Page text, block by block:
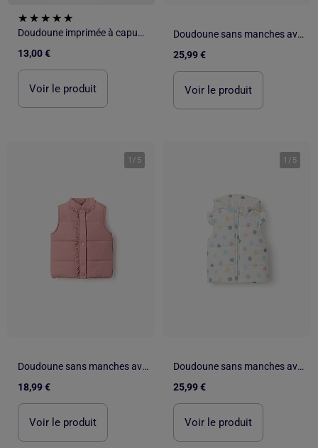
Doudoune imprimée à capuche sans manches
13,00 €
Voir le produit
Doudoune sans manches avec motif floral et poches
25,99 €
Voir le produit
1 / 5
Doudoune sans manches avec doublure en polaire et volants
18,99 €
Voir le produit
1 / 5
Doudoune sans manches avec capuche et motif cœurs et pois
25,99 €
Voir le produit